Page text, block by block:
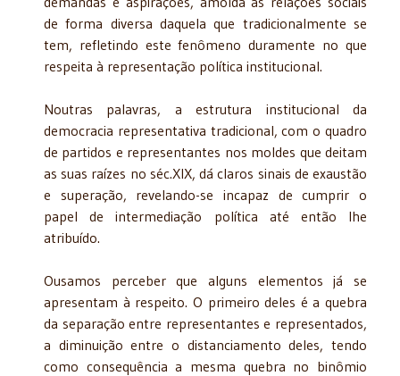
de forma diversa daquela que tradicionalmente se
tem, refletindo este fenômeno duramente no que
respeita à representação política institucional.
Noutras palavras, a estrutura institucional da
democracia representativa tradicional, com o quadro
de partidos e representantes nos moldes que deitam
as suas raízes no séc.XIX, dá claros sinais de exaustão
e superação, revelando-se incapaz de cumprir o
papel de intermediação política até então lhe
atribuído.
Ousamos perceber que alguns elementos já se
apresentam à respeito. O primeiro deles é a quebra
da separação entre representantes e representados,
a diminuição entre o distanciamento deles, tendo
como consequência a mesma quebra no binômio